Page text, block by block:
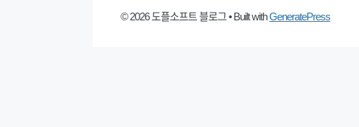
© 2026 도플소프트 블로그• Built withGeneratePress